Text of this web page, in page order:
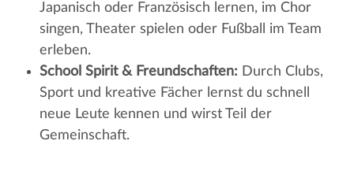
Japanisch oder Französisch lernen, im Chor
singen, Theater spielen oder Fußball im Team
erleben.
School Spirit & Freundschaften: Durch Clubs,
Sport und kreative Fächer lernst du schnell
neue Leute kennen und wirst Teil der
Gemeinschaft.